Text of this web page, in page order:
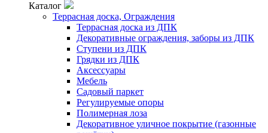
Каталог
Террасная доска, Ограждения
Террасная доска из ДПК
Декоративные ограждения, заборы из ДПК
Ступени из ДПК
Грядки из ДПК
Аксессуары
Мебель
Садовый паркет
Регулируемые опоры
Полимерная лоза
Декоративное уличное покрытие (газонные